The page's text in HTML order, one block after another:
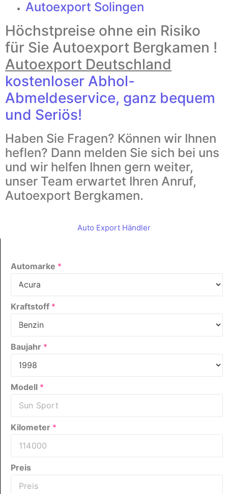
Autoexport Solingen
Höchstpreise ohne ein Risiko
für Sie Autoexport Bergkamen !
Autoexport Deutschland
kostenloser Abhol-
Abmeldeservice, ganz bequem
und Seriös!
Haben Sie Fragen? Können wir Ihnen
heflen? Dann melden Sie sich bei uns
und wir helfen Ihnen gern weiter,
unser Team erwartet Ihren Anruf,
Autoexport Bergkamen.
Auto Export Händler
Automarke *
Kraftstoff *
Baujahr *
Modell *
Kilometer *
Preis